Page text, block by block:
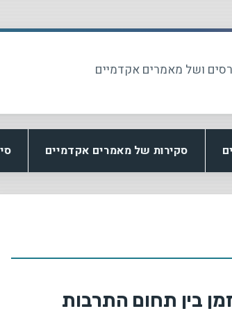
ושל מאמרים אקדמיים
סקירות של מאמרים אקדמיים
בין תחום התרבות